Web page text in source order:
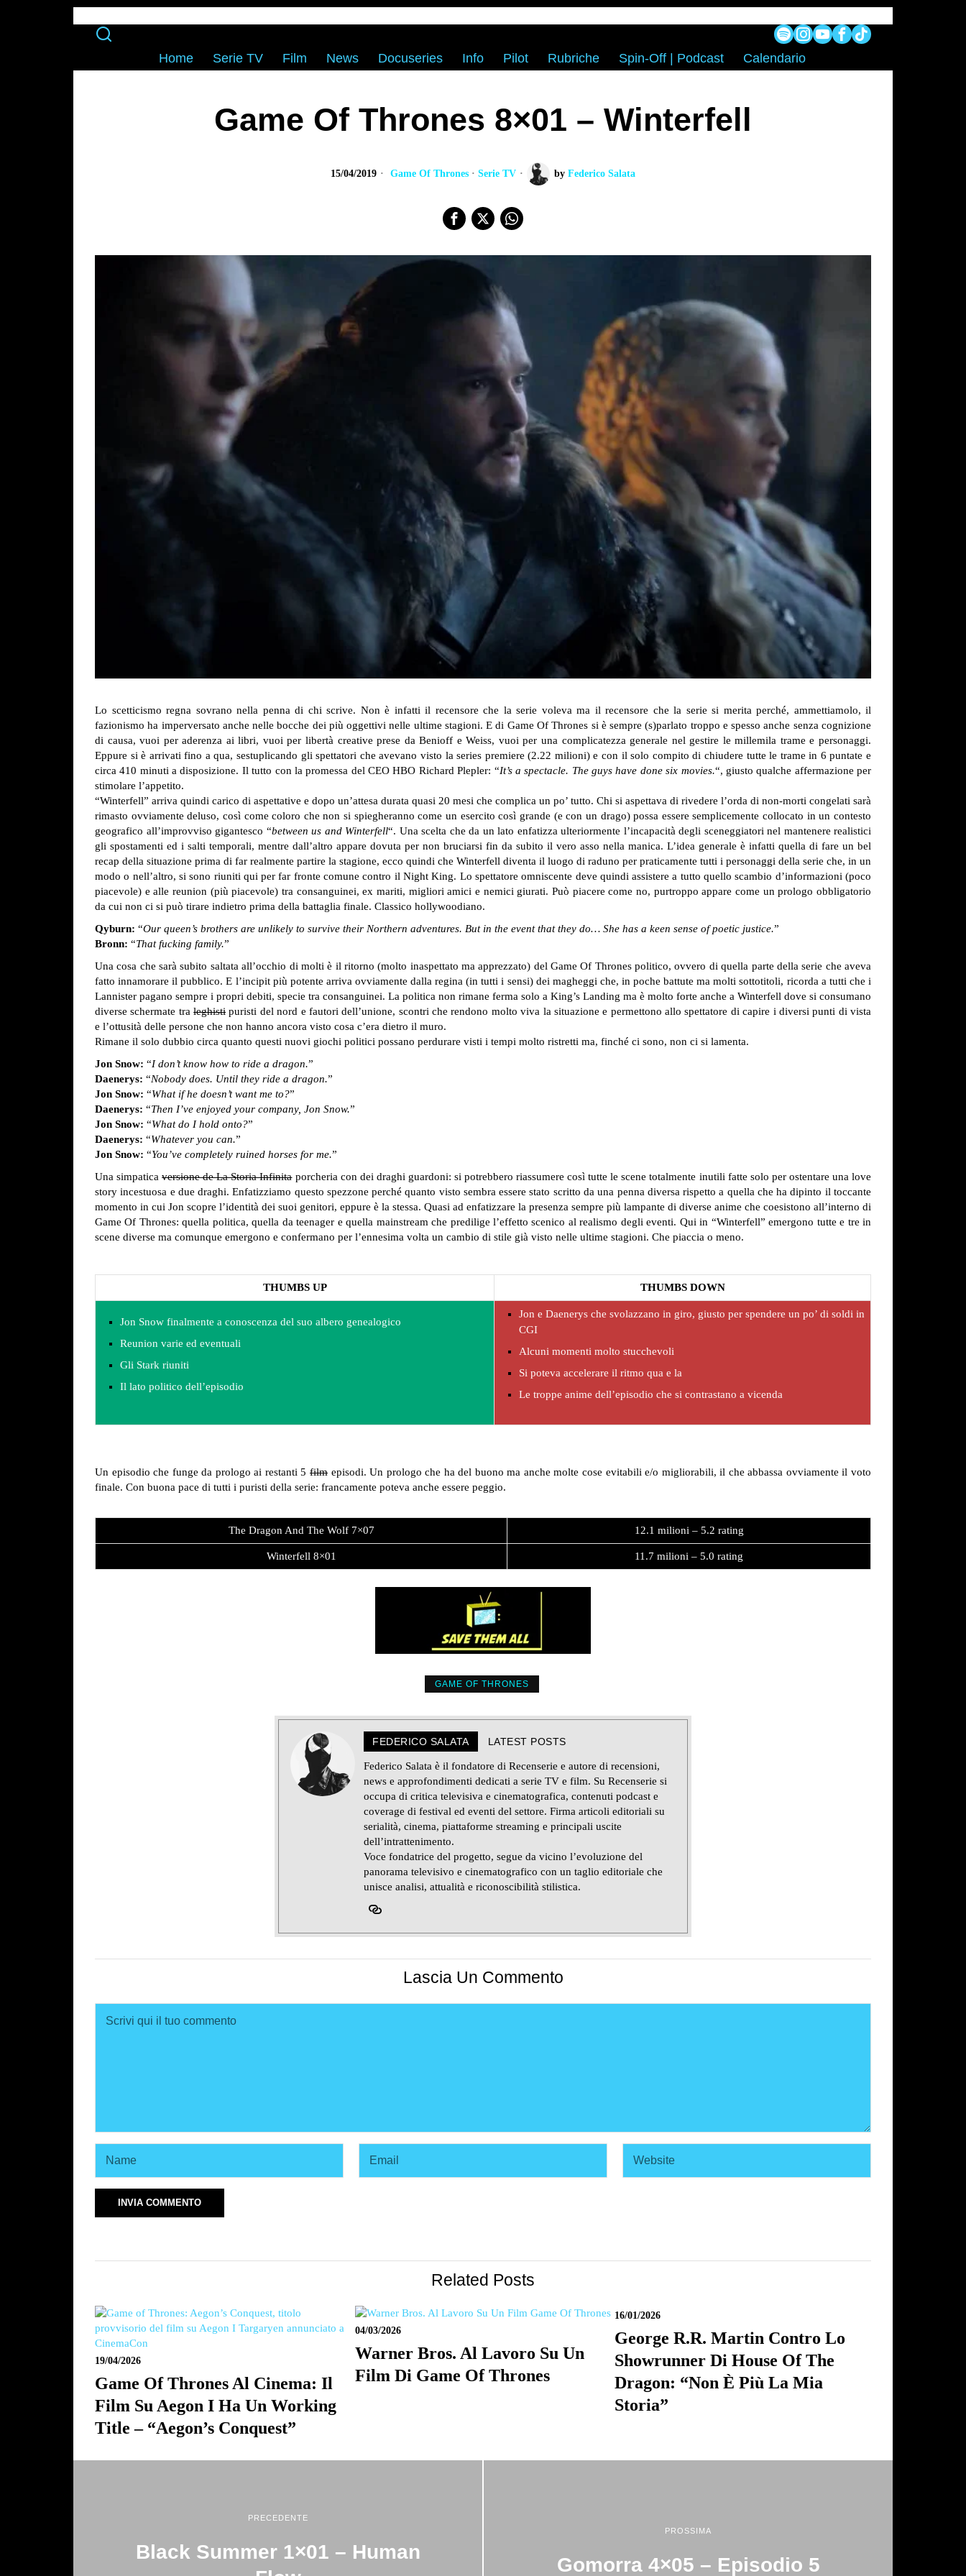
Home Serie TV Film News Docuseries Info Pilot Rubriche Spin-Off | Podcast Calendario
Game Of Thrones 8×01 – Winterfell
15/04/2019 Game Of Thrones · Serie TV by Federico Salata
Lo scetticismo regna sovrano nella penna di chi scrive. Non è infatti il recensore che la serie voleva ma il recensore che la serie si merita perché, ammettiamolo, il
fazionismo ha imperversato anche nelle bocche dei più oggettivi nelle ultime stagioni. E di Game Of Thrones si è sempre (s)parlato troppo e spesso anche senza cognizione
di causa, vuoi per aderenza ai libri, vuoi per libertà creative prese da Benioff e Weiss, vuoi per una complicatezza generale nel gestire le millemila trame e personaggi.
Eppure si è arrivati fino a qua, sestuplicando gli spettatori che avevano visto la series premiere (2.22 milioni) e con il solo compito di chiudere tutte le trame in 6 puntate e
circa 410 minuti a disposizione. Il tutto con la promessa del CEO HBO Richard Plepler: “It’s a spectacle. The guys have done six movies.“, giusto qualche affermazione per
stimolare l’appetito.
“Winterfell” arriva quindi carico di aspettative e dopo un’attesa durata quasi 20 mesi che complica un po’ tutto. Chi si aspettava di rivedere l’orda di non-morti congelati sarà
rimasto ovviamente deluso, così come coloro che non si spiegheranno come un esercito così grande (e con un drago) possa essere semplicemente collocato in un contesto
geografico all’improvviso gigantesco “between us and Winterfell“. Una scelta che da un lato enfatizza ulteriormente l’incapacità degli sceneggiatori nel mantenere realistici
gli spostamenti ed i salti temporali, mentre dall’altro appare dovuta per non bruciarsi fin da subito il vero asso nella manica. L’idea generale è infatti quella di fare un bel
recap della situazione prima di far realmente partire la stagione, ecco quindi che Winterfell diventa il luogo di raduno per praticamente tutti i personaggi della serie che, in un
modo o nell’altro, si sono riuniti qui per far fronte comune contro il Night King. Lo spettatore omniscente deve quindi assistere a tutto quello scambio d’informazioni (poco
piacevole) e alle reunion (più piacevole) tra consanguinei, ex mariti, migliori amici e nemici giurati. Può piacere come no, purtroppo appare come un prologo obbligatorio
da cui non ci si può tirare indietro prima della battaglia finale. Classico hollywoodiano.
Qyburn: “Our queen’s brothers are unlikely to survive their Northern adventures. But in the event that they do… She has a keen sense of poetic justice.”
Bronn: “That fucking family.”
Una cosa che sarà subito saltata all’occhio di molti è il ritorno (molto inaspettato ma apprezzato) del Game Of Thrones politico, ovvero di quella parte della serie che aveva
fatto innamorare il pubblico. E l’incipit più potente arriva ovviamente dalla regina (in tutti i sensi) dei magheggi che, in poche battute ma molti sottotitoli, ricorda a tutti che i
Lannister pagano sempre i propri debiti, specie tra consanguinei. La politica non rimane ferma solo a King’s Landing ma è molto forte anche a Winterfell dove si consumano
diverse schermate traleghistipuristi del nord e fautori dell’unione, scontri che rendono molto viva la situazione e permettono allo spettatore di capire i diversi punti di vista
e l’ottusità delle persone che non hanno ancora visto cosa c’era dietro il muro.
Rimane il solo dubbio circa quanto questi nuovi giochi politici possano perdurare visti i tempi molto ristretti ma, finché ci sono, non ci si lamenta.
Jon Snow: “I don’t know how to ride a dragon.”
Daenerys: “Nobody does. Until they ride a dragon.”
Jon Snow: “What if he doesn’t want me to?”
Daenerys: “Then I’ve enjoyed your company, Jon Snow.”
Jon Snow: “What do I hold onto?”
Daenerys: “Whatever you can.”
Jon Snow: “You’ve completely ruined horses for me.”
Una simpaticaversione de La Storia Infinitaporcheria con dei draghi guardoni: si potrebbero riassumere così tutte le scene totalmente inutili fatte solo per ostentare una love
story incestuosa e due draghi. Enfatizziamo questo spezzone perché quanto visto sembra essere stato scritto da una penna diversa rispetto a quella che ha dipinto il toccante
momento in cui Jon scopre l’identità dei suoi genitori, eppure è la stessa. Quasi ad enfatizzare la presenza sempre più lampante di diverse anime che coesistono all’interno di
Game Of Thrones: quella politica, quella da teenager e quella mainstream che predilige l’effetto scenico al realismo degli eventi. Qui in “Winterfell” emergono tutte e tre in
scene diverse ma comunque emergono e confermano per l’ennesima volta un cambio di stile già visto nelle ultime stagioni. Che piaccia o meno.
THUMBS UP THUMBS DOWN
Jon Snow finalmente a conoscenza del suo albero genealogico
Reunion varie ed eventuali
Gli Stark riuniti
Il lato politico dell’episodio
Jon e Daenerys che svolazzano in giro, giusto per spendere un po’ di soldi in
CGI
Alcuni momenti molto stucchevoli
Si poteva accelerare il ritmo qua e la
Le troppe anime dell’episodio che si contrastano a vicenda
Un episodio che funge da prologo ai restanti 5 filmepisodi. Un prologo che ha del buono ma anche molte cose evitabili e/o migliorabili, il che abbassa ovviamente il voto
finale. Con buona pace di tutti i puristi della serie: francamente poteva anche essere peggio.
The Dragon And The Wolf 7×07 12.1 milioni – 5.2 rating
Winterfell 8×01 11.7 milioni – 5.0 rating
GAME OF THRONES
FEDERICO SALATA LATEST POSTS
Federico Salata è il fondatore di Recenserie e autore di recensioni,
news e approfondimenti dedicati a serie TV e film. Su Recenserie si
occupa di critica televisiva e cinematografica, contenuti podcast e
coverage di festival ed eventi del settore. Firma articoli editoriali su
serialità, cinema, piattaforme streaming e principali uscite
dell’intrattenimento.
Voce fondatrice del progetto, segue da vicino l’evoluzione del
panorama televisivo e cinematografico con un taglio editoriale che
unisce analisi, attualità e riconoscibilità stilistica.
Lascia Un Commento
Related Posts
19/04/2026
Game Of Thrones Al Cinema: Il
Film Su Aegon I Ha Un Working
Title – “Aegon’s Conquest”
04/03/2026
Warner Bros. Al Lavoro Su Un
Film Di Game Of Thrones
16/01/2026
George R.R. Martin Contro Lo
Showrunner Di House Of The
Dragon: “Non È Più La Mia
Storia”
PRECEDENTE
Black Summer 1×01 – Human
PROSSIMA
Gomorra 4×05 – Episodio 5